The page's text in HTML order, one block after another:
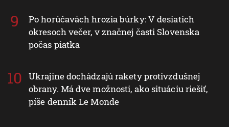
Po horúčavách hrozia búrky: V desiatich
okresoch večer, v značnej časti Slovenska
počas piatka
Ukrajine dochádzajú rakety protivzdušnej
obrany. Má dve možnosti, ako situáciu riešiť,
píše denník Le Monde